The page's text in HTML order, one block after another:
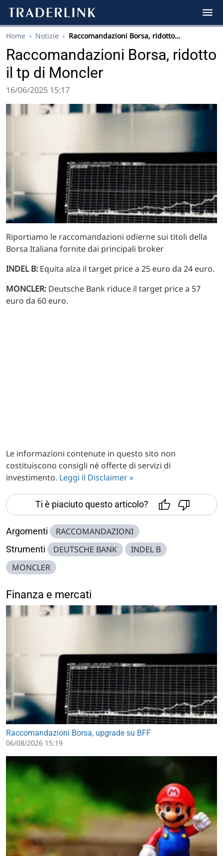
Home › Notizie › Raccomandazioni Borsa, ridotto…
Raccomandazioni Borsa, ridotto
il tp di Moncler
16/06/2025 15:17
Riportiamo le raccomandazioni odierne sui titoli della
Borsa Italiana fornite dai principali broker
INDEL B: Equita alza il target price a 25 euro da 24 euro.
MONCLER: Deutsche Bank riduce il target price a 57
euro da 60 euro.
Le informazioni contenute in questo sito non
costituiscono consigli né offerte di servizi di
investimento. Leggi il Disclaimer »
Ti è piaciuto questo articolo?
Argomenti RACCOMANDAZIONI
Strumenti DEUTSCHE BANK
INDEL B
MONCLER
Finanza e mercati
Raccomandazioni Borsa, upgrade su BFF
06/08/2026 15:19